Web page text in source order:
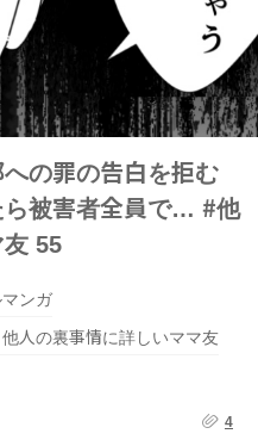
への罪の告白を拒む
被害者全員で… #他
55
ンガ
他人の裏事情に詳しいママ友
4